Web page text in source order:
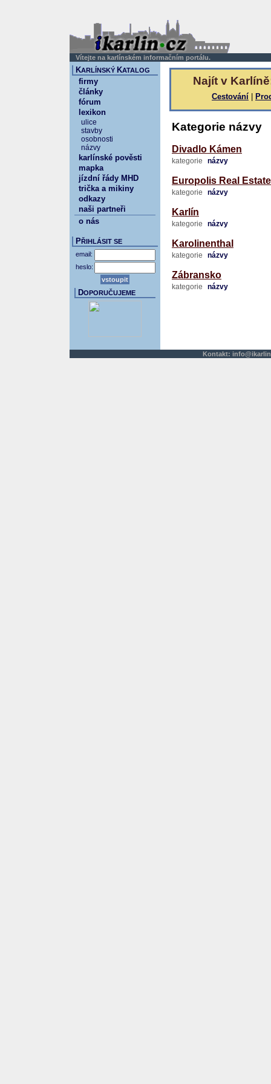
Vítejte na karlínském informačním portálu.
Najít v
Cestování
Kategorie názvy
Divadlo Kámen
kategorie názvy
Europolis Real
kategorie názvy
Karlín
kategorie názvy
Karolinenthal
kategorie názvy
Zábransko
kategorie názvy
KARLÍNSKÝ KATALOG
firmy
články
fórum
lexikon
ulice
stavby
osobnosti
názvy
karlínské pověsti
mapka
jízdní řády MHD
trička a mikiny
odkazy
naši partneři
o nás
PŘIHLÁSIT SE
email:
heslo:
DOPORUČUJEME
Kontakt: